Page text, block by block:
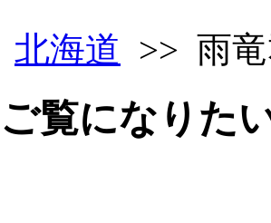
北海道 >> 雨
覧になりた